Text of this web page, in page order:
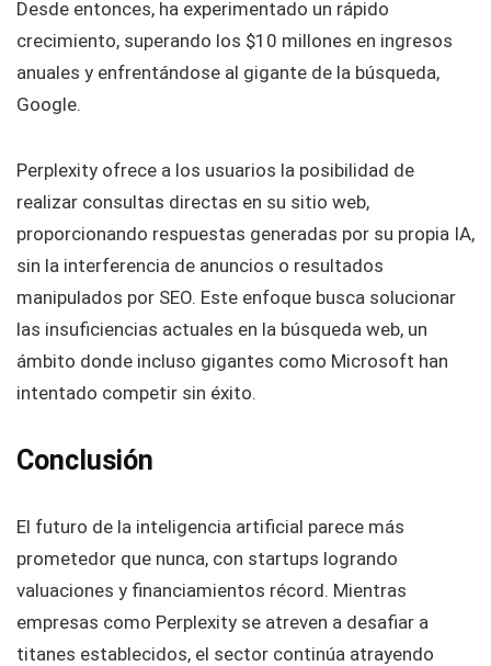
Desde entonces, ha experimentado un rápido
crecimiento, superando los $10 millones en ingresos
anuales y enfrentándose al gigante de la búsqueda,
Google.
Perplexity ofrece a los usuarios la posibilidad de
realizar consultas directas en su sitio web,
proporcionando respuestas generadas por su propia IA,
sin la interferencia de anuncios o resultados
manipulados por SEO. Este enfoque busca solucionar
las insuficiencias actuales en la búsqueda web, un
ámbito donde incluso gigantes como Microsoft han
intentado competir sin éxito.
Conclusión
El futuro de la inteligencia artificial parece más
prometedor que nunca, con startups logrando
valuaciones y financiamientos récord. Mientras
empresas como Perplexity se atreven a desafiar a
titanes establecidos, el sector continúa atrayendo